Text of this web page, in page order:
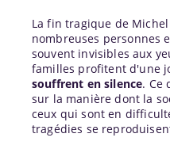
La fin tragique de
nombreuses personnes
souvent invisibles aux
familles profitent d'une
souffrent en silence. Ce
sur la manière dont la
ceux qui sont en
tragédies se